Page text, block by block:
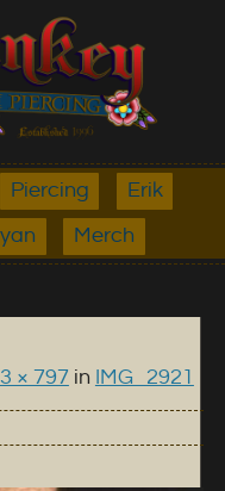
Piercing Erik
Merch
× 797 in
IMG_2921